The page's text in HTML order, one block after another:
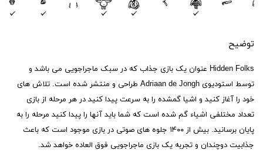
توضیح
Hidden Folks عنوان یک بازی جذاب که در سبک ماجراجویی می باشد و
توسط استودیوی Adriaan de Jongh طراحی و منتشر شده است. تلاش های
خود را آغاز کنید و اشیا گمشده را به سرعت پیدا کنید در هر مرحله از بازی
تعداد مختلفی اشیاء گم شده است که شما باید آنها را پیدا کنید مرحله را به
پایان برسانید. بیش از ۱۴۰۰ جلوه های صوتی در بازی موجود است که باعث
جذابیت دوچندان و تجربه یک بازی ماجراجویی فوق العاده خواهد شد.